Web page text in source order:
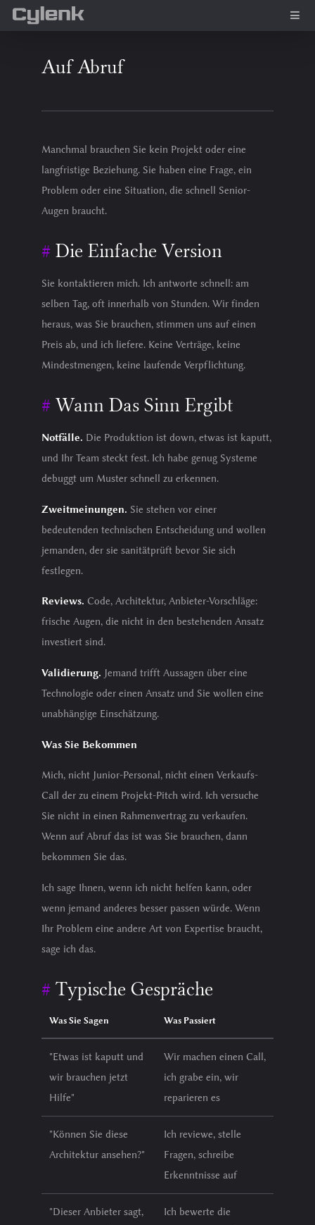
Auf Abruf
Manchmal brauchen Sie kein Projekt oder eine
langfristige Beziehung. Sie haben eine Frage, ein
Problem oder eine Situation, die schnell Senior-
Augen braucht.
Die Einfache Version
Sie kontaktieren mich. Ich antworte schnell: am
selben Tag, oft innerhalb von Stunden. Wir finden
heraus, was Sie brauchen, stimmen uns auf einen
Preis ab, und ich liefere. Keine Verträge, keine
Mindestmengen, keine laufende Verpflichtung.
Wann Das Sinn Ergibt
Notfälle. Die Produktion ist down, etwas ist kaputt,
und Ihr Team steckt fest. Ich habe genug Systeme
debuggt um Muster schnell zu erkennen.
Zweitmeinungen. Sie stehen vor einer
bedeutenden technischen Entscheidung und wollen
jemanden, der sie sanitätprüft bevor Sie sich
festlegen.
Reviews. Code, Architektur, Anbieter-Vorschläge:
frische Augen, die nicht in den bestehenden Ansatz
investiert sind.
Validierung. Jemand trifft Aussagen über eine
Technologie oder einen Ansatz und Sie wollen eine
unabhängige Einschätzung.
Was Sie Bekommen
Mich, nicht Junior-Personal, nicht einen Verkaufs-
Call der zu einem Projekt-Pitch wird. Ich versuche
Sie nicht in einen Rahmenvertrag zu verkaufen.
Wenn auf Abruf das ist was Sie brauchen, dann
bekommen Sie das.
Ich sage Ihnen, wenn ich nicht helfen kann, oder
wenn jemand anderes besser passen würde. Wenn
Ihr Problem eine andere Art von Expertise braucht,
sage ich das.
Typische Gespräche
Was Sie Sagen Was Passiert
"Etwas ist kaputt und
wir brauchen jetzt
Hilfe"
Wir machen einen Call,
ich grabe ein, wir
reparieren es
"Können Sie diese
Architektur ansehen?"
Ich reviewe, stelle
Fragen, schreibe
Erkenntnisse auf
"Dieser Anbieter sagt,
Ich bewerte die